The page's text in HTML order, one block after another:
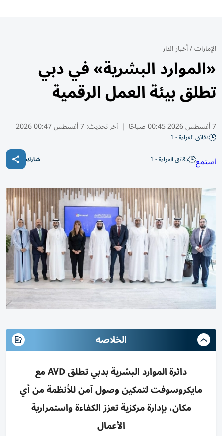
الإمارات/أخبار الدار
«الموارد البشرية» في دبي
تطلق بيئة العمل الرقمية
7 أغسطس 2026 00:45 صباحًا | آخر تحديث:7 أغسطس 00:47 2026
دقائق القراءة - 1
استمع دقائق القراءة - 1 شارك
الخلاصه
دائرة الموارد البشرية بدبي تطلق AVD مع
مايكروسوفت لتمكين وصول آمن للأنظمة من أي
مكان، بإدارة مركزية تعزز الكفاءة واستمرارية
الأعمال